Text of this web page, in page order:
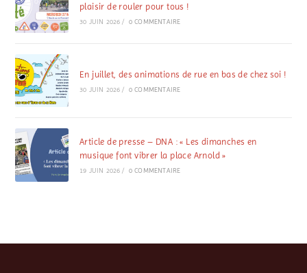
plaisir de rouler pour tous !
30 JUIN 2026 / 0 COMMENTAIRE
En juillet, des animations de rue en bas de chez soi !
30 JUIN 2026 / 0 COMMENTAIRE
Article de presse – DNA : « Les dimanches en
musique font vibrer la place Arnold »
19 JUIN 2026 / 0 COMMENTAIRE